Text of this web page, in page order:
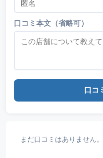
口コミ本文（省略可）
口コ
まだ口コミはありません